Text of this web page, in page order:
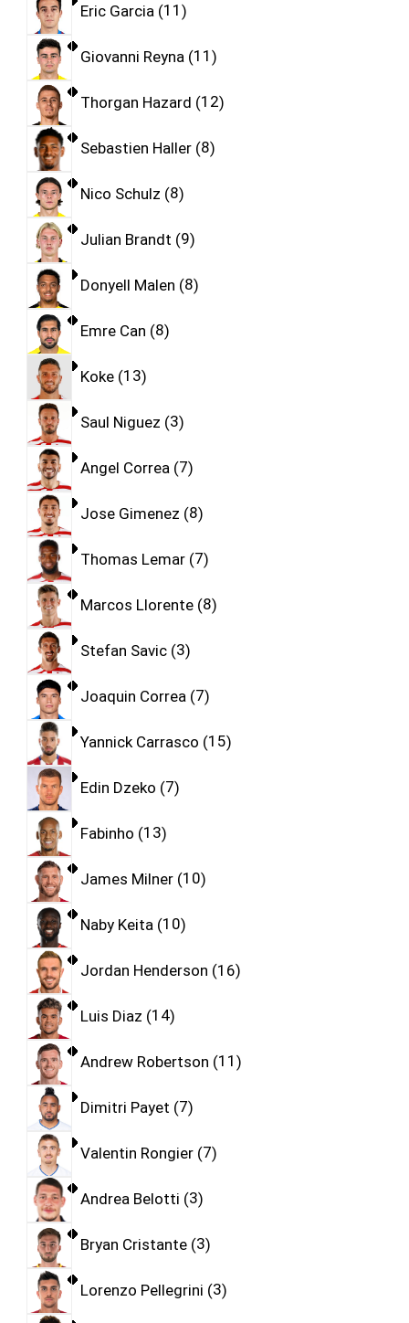
Eric Garcia 11
Giovanni Reyna 11
Thorgan Hazard 12
Sebastien Haller 8
Nico Schulz 8
Julian Brandt 9
Donyell Malen 8
Emre Can 8
Koke 13
Saul Niguez 3
Angel Correa 7
Jose Gimenez 8
Thomas Lemar 7
Marcos Llorente 8
Stefan Savic 3
Joaquin Correa 7
Yannick Carrasco 15
Edin Dzeko 7
Fabinho 13
James Milner 10
Naby Keita 10
Jordan Henderson 16
Luis Diaz 14
Andrew Robertson 11
Dimitri Payet 7
Valentin Rongier 7
Andrea Belotti 3
Bryan Cristante 3
Lorenzo Pellegrini 3